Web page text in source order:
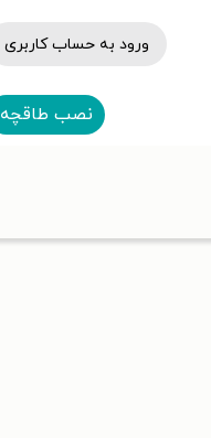
ورود به حساب کاربری
نصب طاقچه